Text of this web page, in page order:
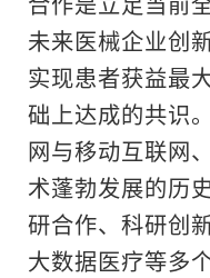
未来医械企业创
实现患者获益最
础上达成的共识
网与移动互联网
术蓬勃发展的历
研合作、科研创
大数据医疗等多